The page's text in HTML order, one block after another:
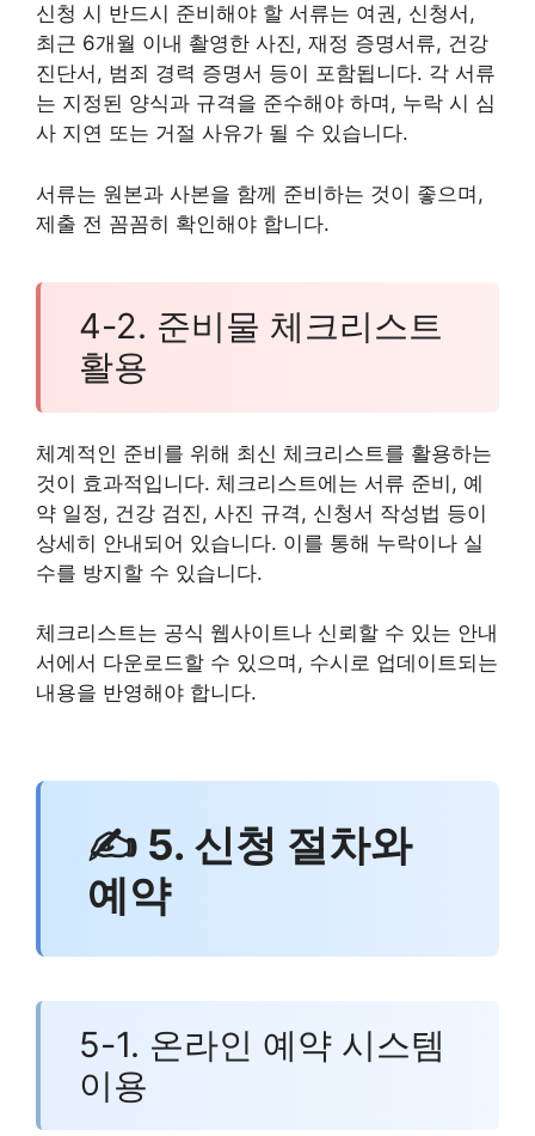
신청 시 반드시 준비해야 할 서류는 여권, 신청서,
최근 6개월 이내 촬영한 사진, 재정 증명서류, 건강
진단서, 범죄 경력 증명서 등이 포함됩니다. 각 서류
는 지정된 양식과 규격을 준수해야 하며, 누락 시 심
사 지연 또는 거절 사유가 될 수 있습니다.
서류는 원본과 사본을 함께 준비하는 것이 좋으며,
제출 전 꼼꼼히 확인해야 합니다.
4-2. 준비물 체크리스트
활용
체계적인 준비를 위해 최신 체크리스트를 활용하는
것이 효과적입니다. 체크리스트에는 서류 준비, 예
약 일정, 건강 검진, 사진 규격, 신청서 작성법 등이
상세히 안내되어 있습니다. 이를 통해 누락이나 실
수를 방지할 수 있습니다.
체크리스트는 공식 웹사이트나 신뢰할 수 있는 안내
서에서 다운로드할 수 있으며, 수시로 업데이트되는
내용을 반영해야 합니다.
✍ 5. 신청 절차와
예약
5-1. 온라인 예약 시스템
이용